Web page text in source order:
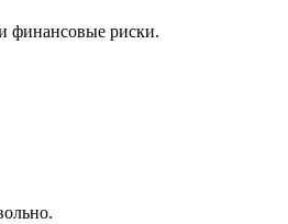
финансовые риски.